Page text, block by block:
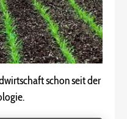
schon seit der